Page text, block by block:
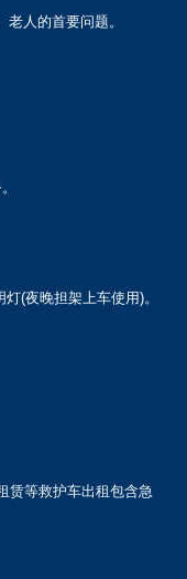
人的首要问题。
(夜晚担架上车使用)。
赁等救护车出租包含急